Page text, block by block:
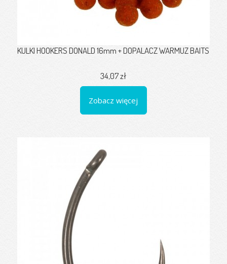
KULKI HOOKERS DONALD 16mm + DOPALACZ WARMUZ BAITS
34,07 zł
Zobacz więcej